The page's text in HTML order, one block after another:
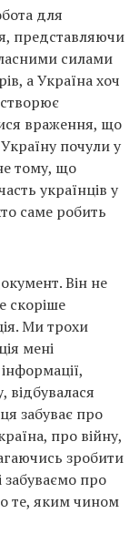
для
представляючи
силами
а Україна хоч
враження, що
почули у
тому, що
українців у
саме робить
Він не
скоріше
Ми трохи
мені
відбувалася
забуває про
про війну,
зробити
про
те, яким чином